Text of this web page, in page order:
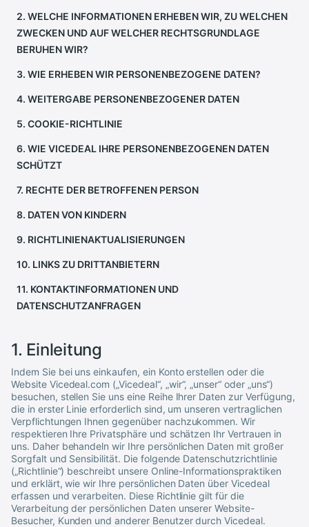
2. WELCHE INFORMATIONEN ERHEBEN WIR, ZU WELCHEN
ZWECKEN UND AUF WELCHER RECHTSGRUNDLAGE
BERUHEN WIR?
3. WIE ERHEBEN WIR PERSONENBEZOGENE DATEN?
4. WEITERGABE PERSONENBEZOGENER DATEN
5. COOKIE-RICHTLINIE
6. WIE VICEDEAL IHRE PERSONENBEZOGENEN DATEN
SCHÜTZT
7. RECHTE DER BETROFFENEN PERSON
8. DATEN VON KINDERN
9. RICHTLINIENAKTUALISIERUNGEN
10. LINKS ZU DRITTANBIETERN
11. KONTAKTINFORMATIONEN UND
DATENSCHUTZANFRAGEN
1. Einleitung
Indem Sie bei uns einkaufen, ein Konto erstellen oder die
Website Vicedeal.com („Vicedeal“, „wir“, „unser“ oder „uns“)
besuchen, stellen Sie uns eine Reihe Ihrer Daten zur Verfügung,
die in erster Linie erforderlich sind, um unseren vertraglichen
Verpflichtungen Ihnen gegenüber nachzukommen. Wir
respektieren Ihre Privatsphäre und schätzen Ihr Vertrauen in
uns. Daher behandeln wir Ihre persönlichen Daten mit großer
Sorgfalt und Sensibilität. Die folgende Datenschutzrichtlinie
(„Richtlinie“) beschreibt unsere Online-Informationspraktiken
und erklärt, wie wir Ihre persönlichen Daten überVicedeal
erfassen und verarbeiten. Diese Richtlinie gilt für die
Verarbeitung der persönlichen Daten unserer Website-
Besucher, Kunden und anderer Benutzer durchVicedeal.